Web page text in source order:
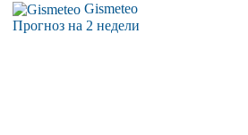
Gismeteo
Прогноз на 2 недели